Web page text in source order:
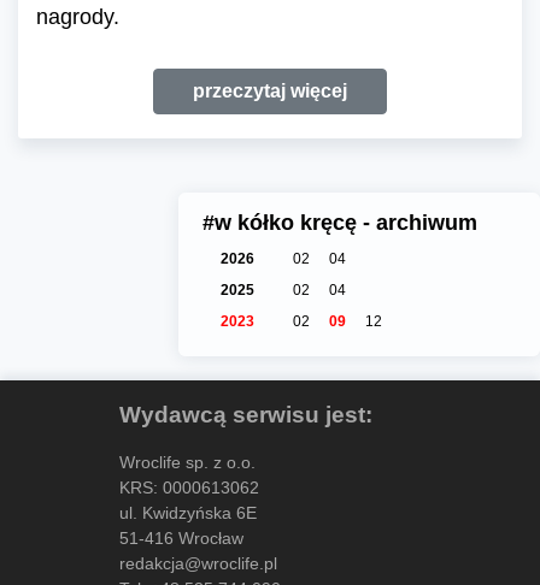
nagrody.
przeczytaj więcej
#w kółko kręcę - archiwum
2026 02
04
2025
02
04
2023
02 09 12
Wydawcą serwisu jest:
Wroclife sp. z o.o.
KRS: 0000613062
ul. Kwidzyńska 6E
51-416 Wrocław
redakcja@wroclife.pl